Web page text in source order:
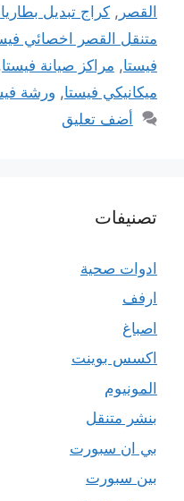
القصر , كراج تبديل
متنقل القصر اخصائي
فيستا, مراكز صيانة فيستا,
ميكانيكي فيستا, ورشة
أضف تعليق
تصنيفات
ادوات صحية
ارفف
اصباغ
اكسس بوينت
المونيوم
بنشر متنقل
بي ان سبورت
بين سبورت